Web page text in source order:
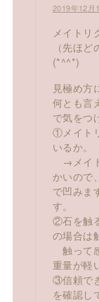
2019年12月
メイトリ
（先ほ
(*^^*)
見極め方
何とも言
で気をつ
①メイト
いるか。
→メイ
かいので
で凹みま
す。
②石を触
の場合は
触って
重量が軽
③信頼で
を確認し